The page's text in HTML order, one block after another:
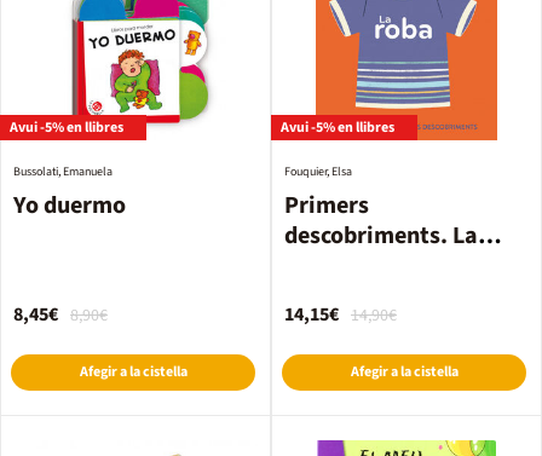
Avui -5% en llibres
Yo duermo
Bussolati, Emanuela
8,90€
8,45€
Afegir a la cistella
Avui -5% en llibres
Primers
descobriments. La
Fouquier, Elsa
14,90€
14,15€
Afegir a la cistella